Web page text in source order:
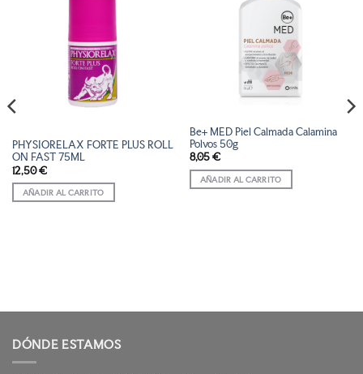
PHYSIORELAX FORTE PLUS ROLL
ON FAST 75ML
12,50€
AÑADIR AL CARRITO
Be+ MED Piel Calmada Calamina
Polvos 50g
8,05 €
AÑADIR AL CARRITO
DÓNDE ESTAMOS